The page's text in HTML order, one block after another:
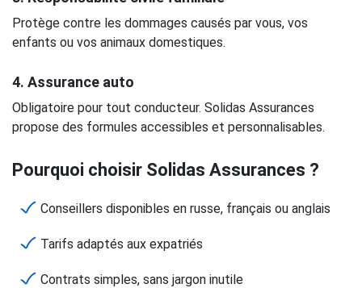
Protège contre les dommages causés par vous, vos
enfants ou vos animaux domestiques.
4. Assurance auto
Obligatoire pour tout conducteur. Solidas Assurances
propose des formules accessibles et personnalisables.
Pourquoi choisir Solidas Assurances ?
Conseillers disponibles en russe, français ou anglais
Tarifs adaptés aux expatriés
Contrats simples, sans jargon inutile